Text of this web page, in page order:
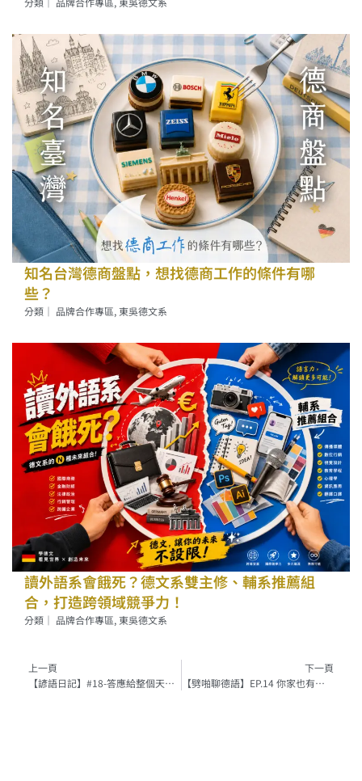
知名台灣德商盤點，想找德商工作的條件有哪
些？
分類｜ 品牌合作專區,東吳德文系
讀外語系會餓死？德文系雙主修、輔系推薦組
合，打造跨領域競爭力！
分類｜ 品牌合作專區,東吳德文系
上一頁
【諺語日記】#18-答應給整個天空的藍色
下一頁
【劈啪聊德語】EP.14 你家也有毛小孩？ #台德寵物差異